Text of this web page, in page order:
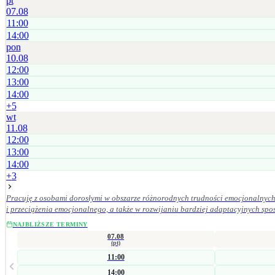
07.08
11:00
14:00
pon
10.08
12:00
13:00
14:00
+5
wt
11.08
12:00
13:00
14:00
+3
Pracuję z osobami dorosłymi w obszarze różnorodnych trudności
i przeciążenia emocjonalnego, a także w rozwijaniu bardziej adaptacyjnych sposobów radzenia sobie oraz
znaczenie mają dla mnie empatia, odpowiedzialność kliniczna, poufność,
NAJBLIŻSZE TERMINY
07.08
(pt)
11:00
14:00